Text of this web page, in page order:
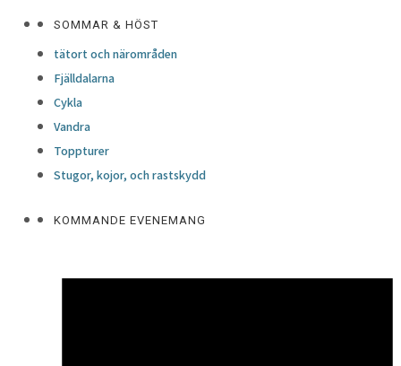
SOMMAR & HÖST
tätort och närområden
Fjälldalarna
Cykla
Vandra
Toppturer
Stugor, kojor, och rastskydd
KOMMANDE EVENEMANG